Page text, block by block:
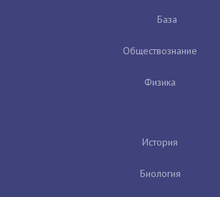
База
Обществознание
Физика
История
Биология